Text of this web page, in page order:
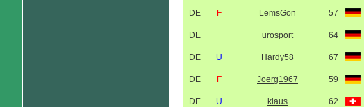
DE F LemsGon 57
DE urosport 64
DE U Hardy58 67
DE F Joerg1967 59
DE U klaus 62